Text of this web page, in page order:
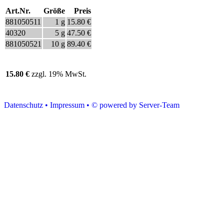
Art.Nr. Größe
Preis
881050511
1 g 15.80 €
40320
5 g 47.50 €
881050521
10 g 89.40 €
15.80 € zzgl. 19% MwSt.
Datenschutz • Impressum • © powered by Server-Team